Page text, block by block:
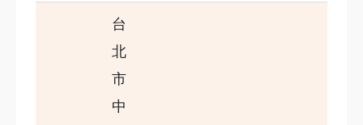
台
北
市
中